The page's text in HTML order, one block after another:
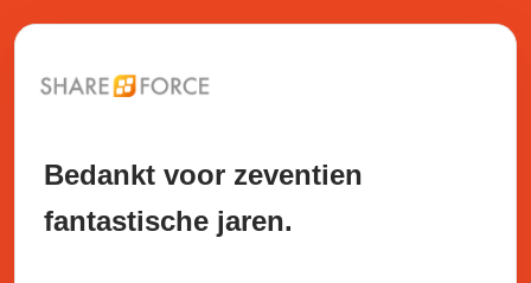
Bedankt voor zeventien
fantastische jaren.